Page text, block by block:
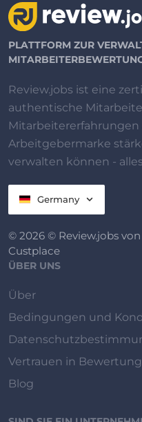
PLATTFORM ZUR
Review.jobs ist eine
authentische
Mitarbeitererfahrungen
Arbeitgebermarke
verwalten können -
Germany
© 2026 © Review.jobs von
Custplace
ÜBER UNS
Über
Bedingungen und
Vertrauen in
Blog